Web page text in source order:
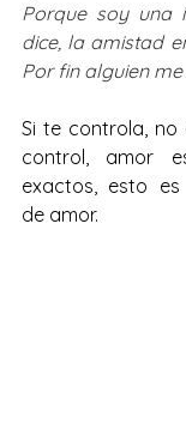
Porque soy una
dice, la amistad
Por fin alguien
Si te controla, no
control, amor
exactos, esto
de amor.